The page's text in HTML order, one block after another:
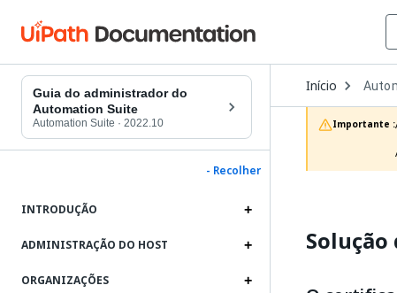
Guia do administrador do
Automation Suite
Automation Suite · 2022.10
- Recolher
INTRODUÇÃO
ADMINISTRAÇÃO DO HOST
ORGANIZAÇÕES
Início Open
to
Importante :